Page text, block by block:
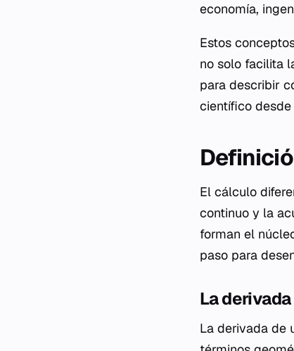
economía,
Estos
no solo facilita
para describir
científico
El cálculo
continuo y la
forman el
paso para
La
La derivada de